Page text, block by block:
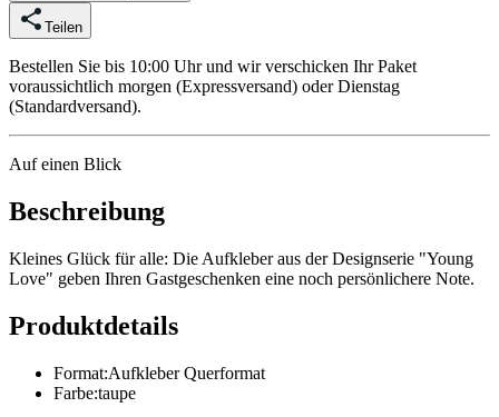
Teilen
Bestellen Sie bis 10:00 Uhr und wir verschicken Ihr Paket
voraussichtlich morgen (Expressversand) oder Dienstag
(Standardversand).
Auf einen Blick
Beschreibung
Kleines Glück für alle: Die Aufkleber aus der Designserie "Young
Love" geben Ihren Gastgeschenken eine noch persönlichere Note.
Produktdetails
Format:Aufkleber Querformat
Farbe:taupe